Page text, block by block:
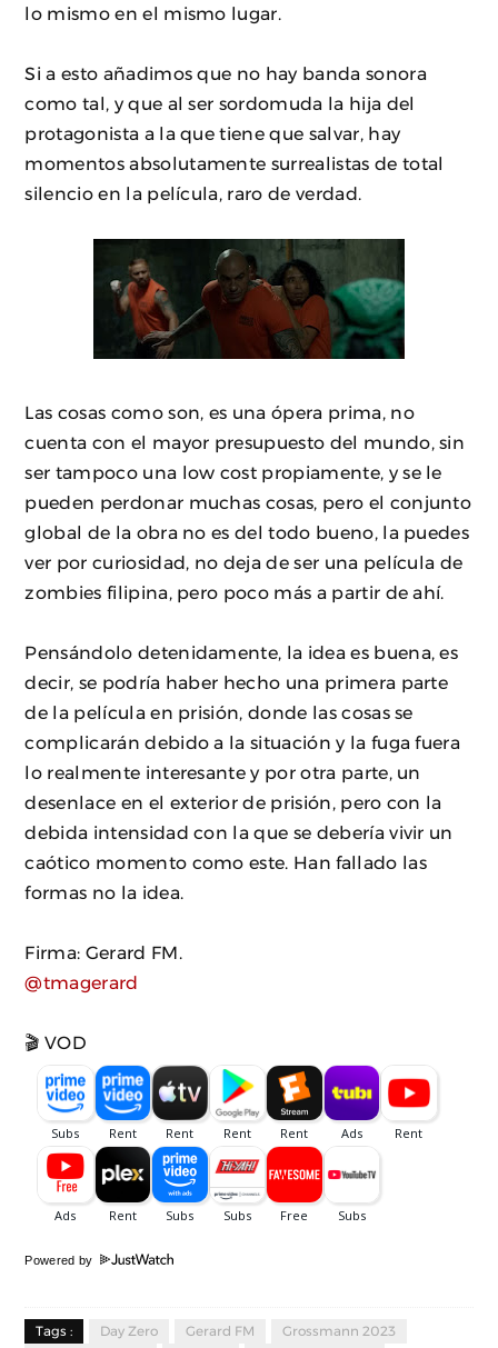
lo mismo en el mismo lugar.
Si a esto añadimos que no hay banda sonora
como tal, y que al ser sordomuda la hija del
protagonista a la que tiene que salvar, hay
momentos absolutamente surrealistas de total
silencio en la película, raro de verdad.
Las cosas como son, es una ópera prima, no
cuenta con el mayor presupuesto del mundo, sin
ser tampoco una low cost propiamente, y se le
pueden perdonar muchas cosas, pero el conjunto
global de la obra no es del todo bueno, la puedes
ver por curiosidad, no deja de ser una película de
zombies filipina, pero poco más a partir de ahí.
Pensándolo detenidamente, la idea es buena, es
decir, se podría haber hecho una primera parte
de la película en prisión, donde las cosas se
complicarán debido a la situación y la fuga fuera
lo realmente interesante y por otra parte, un
desenlace en el exterior de prisión, pero con la
debida intensidad con la que se debería vivir un
caótico momento como este. Han fallado las
formas no la idea.
Firma: Gerard FM.
@tmagerard
🎬 VOD
Powered by
Tags : Day Zero Gerard FM
Grossmann 2023